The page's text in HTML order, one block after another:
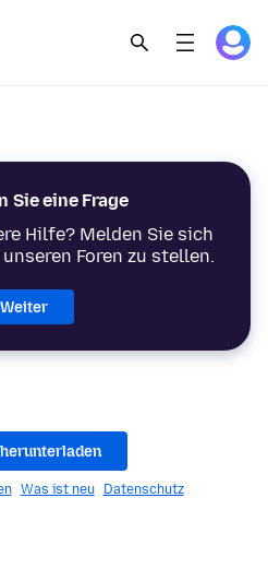
Sie eine Frage
Hilfe? Melden Sie sich
Foren zu stellen.
Weiter
Was ist neu Datenschutz